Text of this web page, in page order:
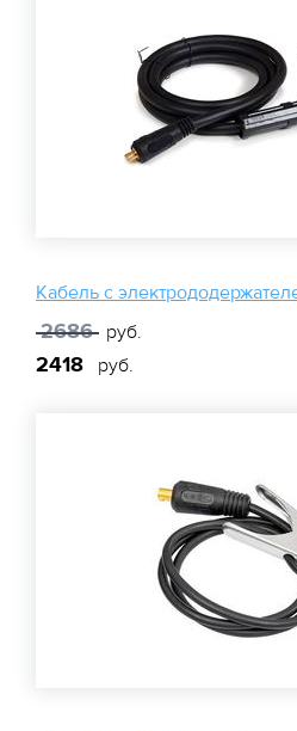
Кабель с
2686 руб.
2418 руб.